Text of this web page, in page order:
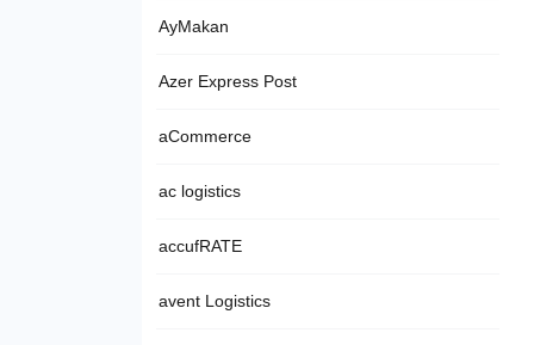
AyMakan
Azer Express Post
aCommerce
ac logistics
accufRATE
avent Logistics